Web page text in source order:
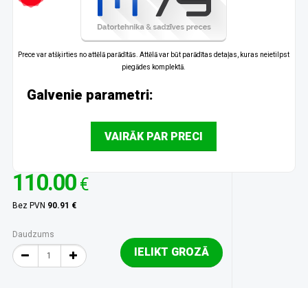
Prece var atšķirties no attēlā parādītās. Attēlā var būt parādītas detaļas, kuras neietilpst
piegādes komplektā.
Galvenie parametri:
VAIRĀK PAR PRECI
110.00 €
Bez PVN 90.91 €
Daudzums
IELIKT GROZĀ